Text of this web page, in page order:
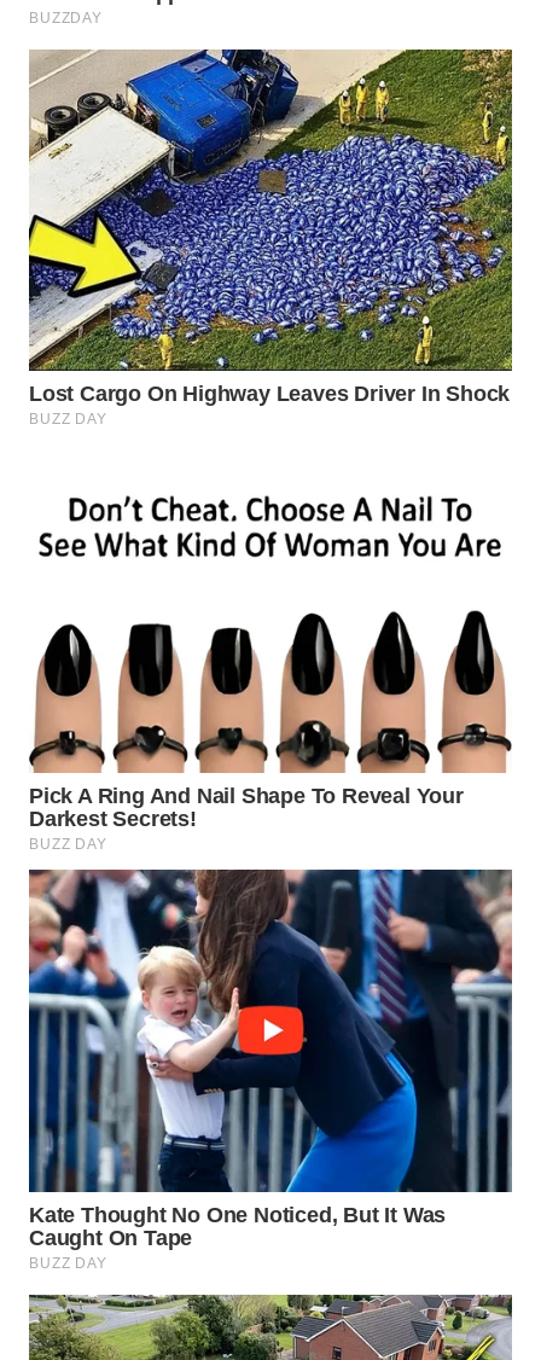
WN
CIREBON
WN
INDRAMAYU
WN
KUNINGAN
WN
MAJALENGKA
WN
SUBANG
SUKABUMI
WN
WN
PRIANGAN
TIMUR
WN
SEMARANG
WN
SOLO
WN
BOROBUDUR
WN
MADURA
WN
SURABAYA
WN
NATUNA
WN
BINTAN